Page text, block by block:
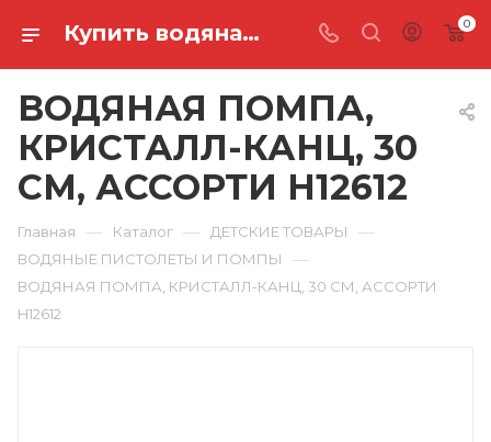
Купить водяная помпа, кристалл-канц, 30 см, ассорти H12612 в Ростове-на-Дону 0
ВОДЯНАЯ ПОМПА,
КРИСТАЛЛ-КАНЦ, 30
СМ, АССОРТИ H12612
Главная — Каталог — ДЕТСКИЕ ТОВАРЫ —
ВОДЯНЫЕ ПИСТОЛЕТЫ И ПОМПЫ —
ВОДЯНАЯ ПОМПА, КРИСТАЛЛ-КАНЦ, 30 СМ, АССОРТИ
H12612